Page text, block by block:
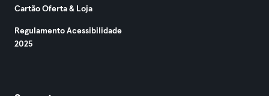
Cartão Oferta & Loja
Regulamento Acessibilidade
2025